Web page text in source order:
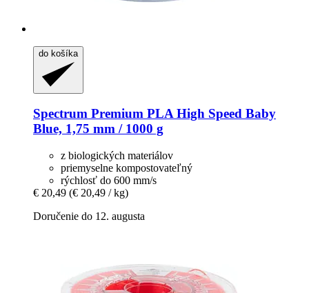
do košíka
Spectrum Premium PLA High Speed Baby
Blue, 1,75 mm / 1000 g
z biologických materiálov
priemyselne kompostovateľný
rýchlosť do 600 mm/s
€ 20,49 (€ 20,49 / kg)
Doručenie do 12. augusta